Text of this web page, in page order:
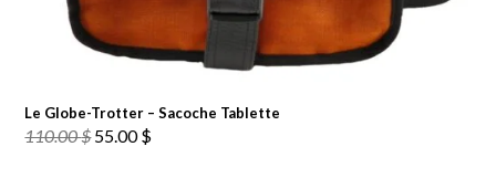
Le Globe-Trotter – Sacoche Tablette
110.00$Le
55.00$Le